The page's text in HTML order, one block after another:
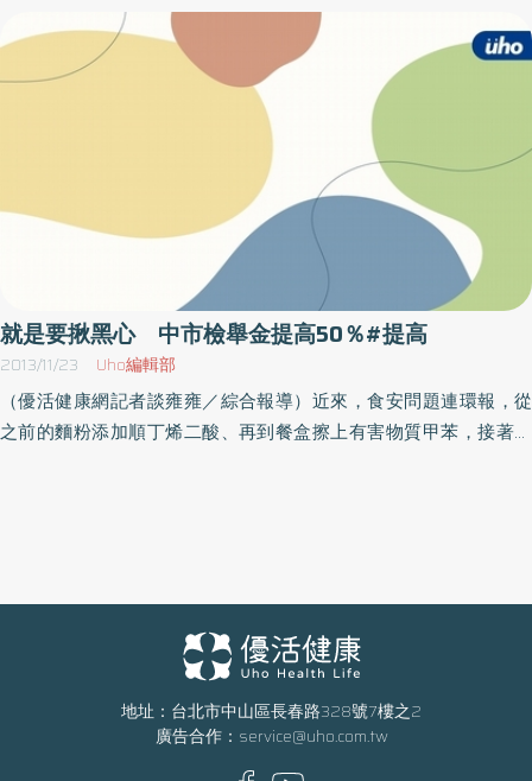
額外補充營養素來調節免疫功能，進而預防疾病也越來越受到重
視。國軍桃園總醫院風濕免疫科主任沈明忠醫師表示，體內免疫系
統，可分為三大環節：粘膜屏障（如皮膚、眼睛、呼吸道、消化道
黏膜組織）、非特異免疫機制（如巨噬細胞、單核球），以及特異
性免疫機制（如T淋巴細胞毒殺、B淋巴細胞）。調解免疫系統所需
要的營養素 維生素A：是T淋巴細胞生長、分化與活化過程不可缺少
的。一旦缺乏，淋巴細胞增殖能力下降，T淋巴細胞輔助B淋巴細胞
產生抗體的能力也會下降。常規補充劑量為2500-7500 IU。 維生素
B群：是呼吸道和消化道及其他含有管壁和內腔的器官，修復上皮細
胞層的關鍵營養素。生活壓力大、熬夜和大量腦力活動等，都會消
耗很多維生素B。 維生素C：促進淋巴細胞增殖，增強吞噬細胞的活
性與自然殺傷細胞的活性，提高體內抗體，補體的含量與活性，而
維持最佳免疫狀態的維生素C的需求量遠遠大於機體最佳生長的需求
量。根據國際分子矯正醫學會的建議是每天至少3公克。 維生素D：
能支持免疫系統，國際分子矯正醫學會建議每天125微克(5000 IU)持
常，巨噬細胞的吞噬能力也會下降。 鋅：缺乏時，T淋巴細胞減少和
巨噬細胞功能異常。國際分子矯正醫學會建議每天20毫克。 硒：是
穀胱甘肽過氧化物酶活性所必須的，對清除自由基有重要作用，缺
克。 鎂、鐵、銅：對免疫系統都有支持作用。其中鎂建議每天400
就是要揪黑心 中市檢舉金提高50％#提高
2013/11/23 Uho編輯部
（優活健康網記者談雍雍／綜合報導）近來，食安問題連環報，從
之前的麵粉添加順丁烯二酸、再到餐盒擦上有害物質甲苯，接著油
全，需要市民共同參與，民眾可透過郵寄、或是撥打食安檢舉專
線，將相關事證提供給衛生局。
地址：台北市中山區長春路328號7樓之2
廣告合作： service@uho.com.tw